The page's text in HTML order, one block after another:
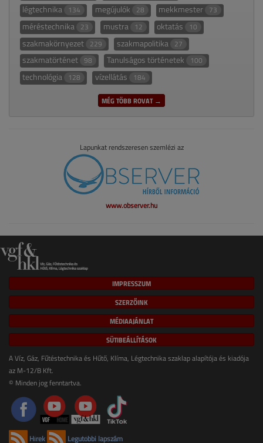
légtechnika 134 megújulók 28 mekkmester 73
méréstechnika 23 mustra 12 oktatás 10
szakmakörnyezet 229 szakmapolitika 27
szakmatörténet 98 Tanulságos történetek 100
technológia 128 vízellátás 184
MÉG TÖBB ROVAT →
Lapunkat rendszeresen szemlézi az
www.observer.hu
IMPRESSZUM
SZERZŐINK
MÉDIAAJÁNLAT
SÜTIBEÁLLÍTÁSOK
A Víz, Gáz, Fűtéstechnika és Hűtő, Klíma, Légtechnika szaklap alapítója és kiadója
az M-12/B Kft.
© Minden jog fenntartva.
Hírek Legutóbbi lapszám